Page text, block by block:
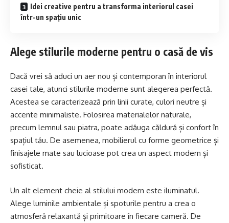
Idei creative pentru a transforma interiorul casei
într-un spațiu unic
Alege stilurile moderne pentru o casă de vis
Dacă vrei să aduci un aer nou și contemporan în interiorul
casei tale, atunci stilurile moderne sunt alegerea perfectă.
Acestea se caracterizează prin linii curate, culori neutre și
accente minimaliste. Folosirea materialelor naturale,
precum lemnul sau piatra, poate adăuga căldură și confort în
spațiul tău. De asemenea, mobilierul cu forme geometrice și
finisajele mate sau lucioase pot crea un aspect modern și
sofisticat.
Un alt element cheie al stilului modern este iluminatul.
Alege luminile ambientale și spoturile pentru a crea o
atmosferă relaxantă și primitoare în fiecare cameră. De